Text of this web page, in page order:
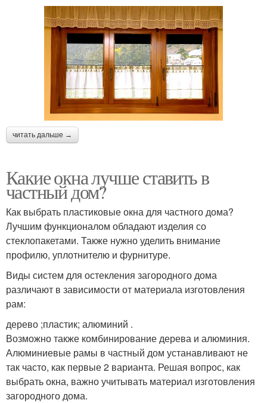
читать дальше →
Какие окна лучше ставить в
частный дом?
Как выбрать пластиковые окна для частного дома?
Лучшим функционалом обладают изделия со
стеклопакетами. Также нужно уделить внимание
профилю, уплотнителю и фурнитуре.
Виды систем для остекления загородного дома
различают в зависимости от материала изготовления
рам:
дерево ;пластик; алюминий .
Возможно также комбинирование дерева и алюминия.
Алюминиевые рамы в частный дом устанавливают не
так часто, как первые 2 варианта. Решая вопрос, как
выбрать окна, важно учитывать материал изготовления
загородного дома.